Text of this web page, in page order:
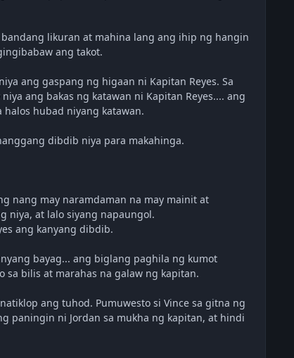
likuran at mahina lang ang ihip ng hangin
ang takot.
ang gaspang ng higaan ni Kapitan Reyes. Sa
ang bakas ng katawan ni Kapitan Reyes.... ang
halos hubad niyang katawan.
dibdib niya para makahinga.
nang may naramdaman na may mainit at
niya, at lalo siyang napaungol.
ang kanyang dibdib.
bayag... ang biglang paghila ng kumot
bilis at marahas na galaw ng kapitan.
ang tuhod. Pumuwesto si Vince sa gitna ng
paningin ni Jordan sa mukha ng kapitan, at hindi